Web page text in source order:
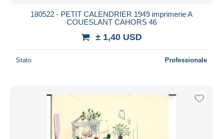
180522 - PETIT CALENDRIER 1949 imprimerie A
COUESLANT CAHORS 46
± 1,40 USD
Stato Professionale